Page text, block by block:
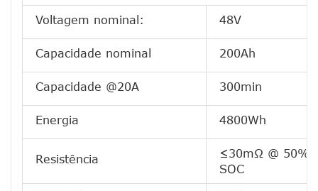
Voltagem nominal: 48V
Capacidade nominal 200Ah
Capacidade @20A 300min
Energia 4800Wh
Resistência
≤30mΩ @ 50%
SOC